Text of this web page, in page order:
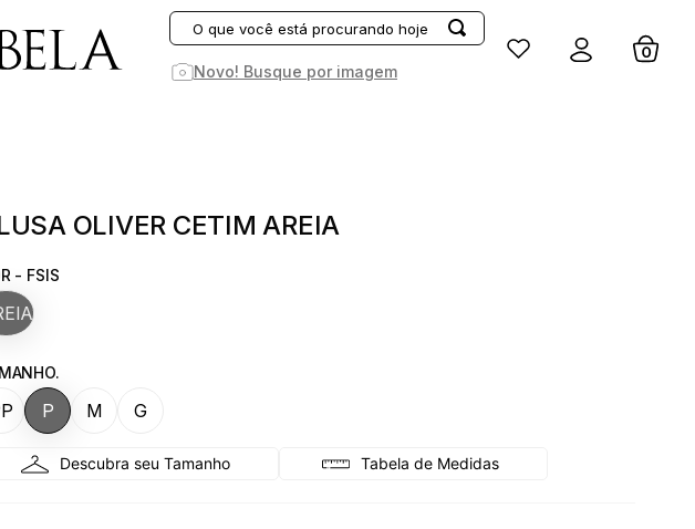
Novo! Busque por imagem
Entrar
OLIVER CETIM AREIA
- FSIS
G
M
P
Tabela de Medidas